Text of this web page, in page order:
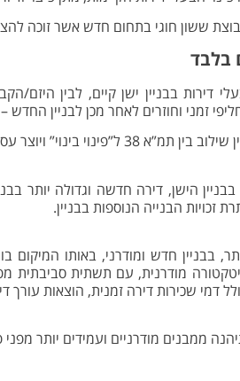
ששון חוגי בתחום חדש אשר זוכה
בין בעלי דירות בבניין ישן קיים, לבין
זמני וחוזרים לאחר מכן לבניין
הישן, דירה חדשה וגדולה יותר
זכויות הבנייה הנוספות בבניין.
בבניין חדש ומודרני, באותו
מודרנית, עם תשתית סביבתית
דמי שכירות דירה זמנית, הוצאות עורך
ממבנים מודרניים ועמידים יותר מפני